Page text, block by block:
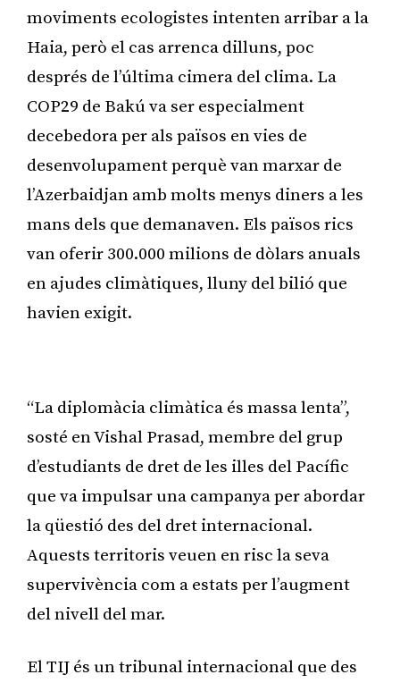
moviments ecologistes intenten arribar a la
Haia, però el cas arrenca dilluns, poc
després de l’última cimera del clima. La
COP29 de Bakú va ser especialment
decebedora per als països en vies de
desenvolupament perquè van marxar de
l’Azerbaidjan amb molts menys diners a les
mans dels que demanaven. Els països rics
van oferir 300.000 milions de dòlars anuals
en ajudes climàtiques, lluny del bilió que
havien exigit.
“La diplomàcia climàtica és massa lenta”,
sosté en Vishal Prasad, membre del grup
d’estudiants de dret de les illes del Pacífic
que va impulsar una campanya per abordar
la qüestió des del dret internacional.
Aquests territoris veuen en risc la seva
supervivència com a estats per l’augment
del nivell del mar.
El TIJ és un tribunal internacional que des